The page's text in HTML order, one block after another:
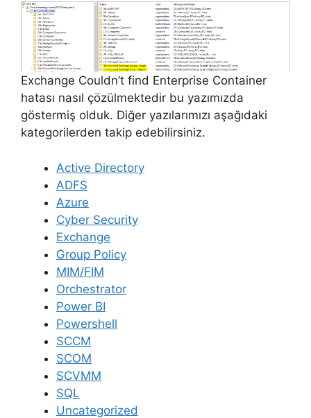
Exchange Couldn’t find Enterprise Container
hatası nasıl çözülmektedir bu yazımızda
göstermiş olduk. Diğer yazılarımızı aşağıdaki
kategorilerden takip edebilirsiniz.
Active Directory
ADFS
Azure
Cyber Security
Exchange
Group Policy
MIM/FIM
Orchestrator
Power BI
Powershell
SCCM
SCOM
SCVMM
SQL
Uncategorized